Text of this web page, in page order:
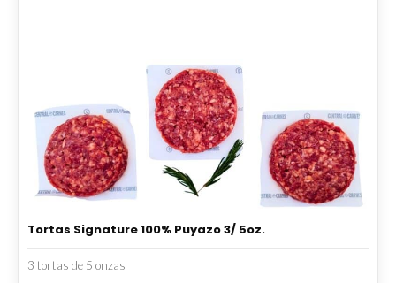
Tortas Signature 100% Puyazo 3/ 5oz.
3 tortas de 5 onzas